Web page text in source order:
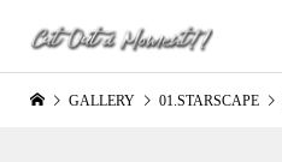
GALLERY 01.STARSCAPE